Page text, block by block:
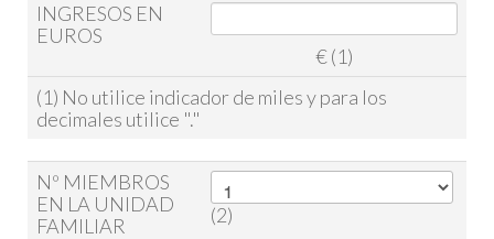
INGRESOS EN
EUROS
€ (1)
(1) No utilice indicador de miles y para los
decimales utilice "."
Nº MIEMBROS
EN LA UNIDAD
FAMILIAR
(2)